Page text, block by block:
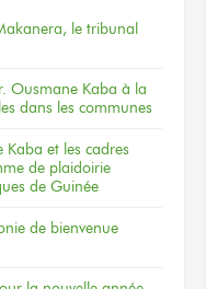
le tribunal
Ousmane Kaba à la
dans les communes
Kaba et les cadres
de plaidoirie
de Guinée
de bienvenue